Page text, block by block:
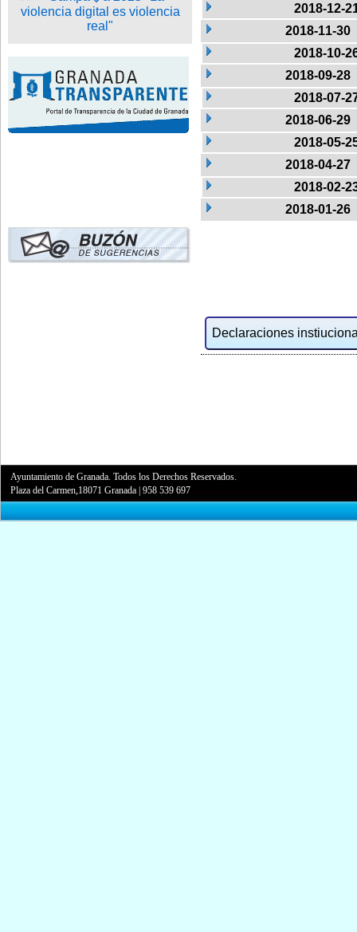
2018-12-
2018-11-30
2018-10-
2018-09-28
2018-07-
2018-06-29
2018-05-
2018-04-27
2018-02-
2018-01-26
Declaraciones
Ayuntamiento de Granada. Todos los Derechos Reservados.
Plaza del Carmen,18071 Granada |958 539 697